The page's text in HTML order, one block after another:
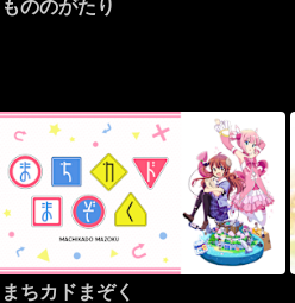
もののがたり
まちカドまぞく